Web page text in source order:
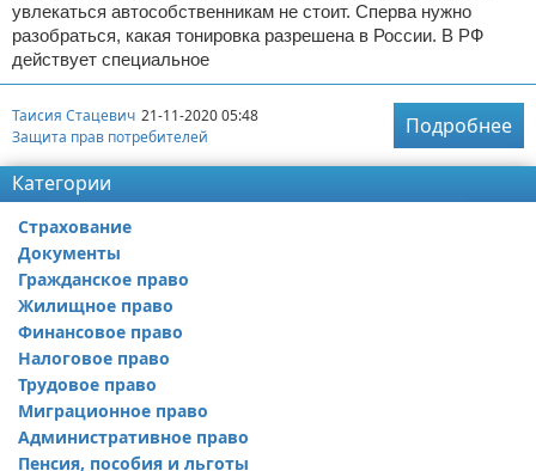
увлекаться автособственникам не стоит. Сперва нужно
разобраться, какая тонировка разрешена в России. В РФ
действует специальное
Таисия Стацевич 21-11-2020 05:48
Защита прав потребителей
Подробнее
Категории
Страхование
Документы
Гражданское право
Жилищное право
Финансовое право
Налоговое право
Трудовое право
Миграционное право
Административное право
Пенсия, пособия и льготы